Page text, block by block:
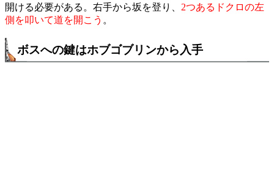
開ける必要がある。右手から坂を登り、 2つあるドクロの左
側を叩いて道を開こう 。
ボスへの鍵はホブゴブリンから入手